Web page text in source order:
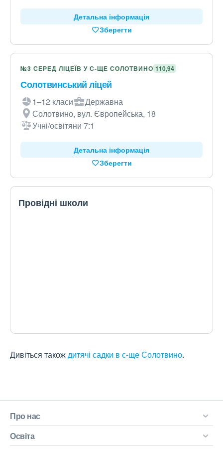
Детальна інформація
Зберегти
№3 СЕРЕД ЛІЦЕЇВ У С-ЩЕ СОЛОТВИНО 110,94
Солотвинський ліцей
1–12 класи
Державна
Солотвино, вул. Європейська, 18
Учні/освітяни 7:1
Детальна інформація
Зберегти
Провідні школи
Дивіться такождитячі садки в с-ще Солотвино.
Про нас
Освіта